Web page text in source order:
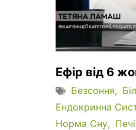
Ефір від 6
Безсоння
Ендокринна
Норма Сну